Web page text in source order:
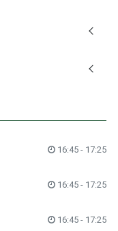
16:45 - 17:25
16:45 - 17:25
16:45 - 17:25